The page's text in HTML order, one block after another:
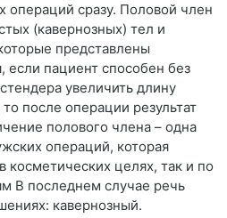
операций сразу. Половой член
(кавернозных) тел и
представлены
если пациент способен без
увеличить длину
после операции результат
полового члена – одна
операций, которая
косметических целях, так и по
В последнем случае речь
кавернозный.